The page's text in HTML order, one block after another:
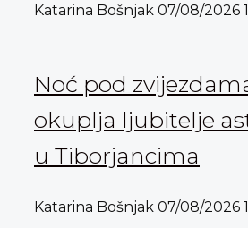
Katarina Bošnjak 07/08/2026
Noć pod
okuplja ljubitelje
u Tiborjancima
Katarina Bošnjak 07/08/2026